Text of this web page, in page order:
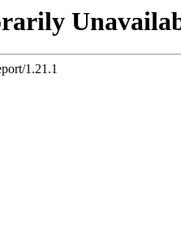
1.21.1